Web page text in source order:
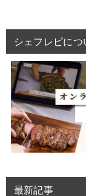
シェフレピにつ
最新記事